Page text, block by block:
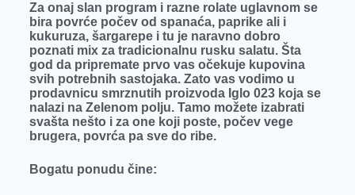
Za onaj slan program i razne rolate uglavnom se
bira povrće počev od spanaća, paprike ali i
kukuruza, šargarepe i tu je naravno dobro
poznati mix za tradicionalnu rusku salatu. Šta
god da pripremate prvo vas očekuje kupovina
svih potrebnih sastojaka. Zato vas vodimo u
prodavnicu smrznutih proizvoda Iglo 023 koja se
nalazi na Zelenom polju. Tamo možete izabrati
svašta nešto i za one koji poste, počev vege
brugera, povrća pa sve do ribe.
Bogatu ponudu čine: